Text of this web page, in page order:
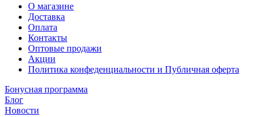
О магазине
Доставка
Оплата
Контакты
Оптовые продажи
Акции
Политика конфеденциальности и Публичная оферта
Бонусная программа
Блог
Новости